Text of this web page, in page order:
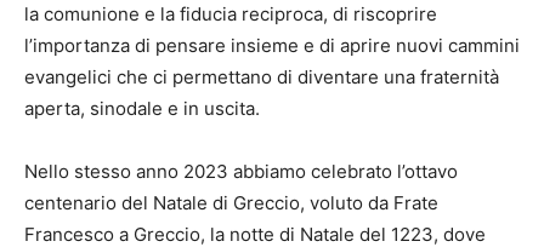
la comunione e la fiducia reciproca, di riscoprire
l’importanza di pensare insieme e di aprire nuovi cammini
evangelici che ci permettano di diventare una fraternità
aperta, sinodale e in uscita.
Nello stesso anno 2023 abbiamo celebrato l’ottavo
centenario del Natale di Greccio, voluto da Frate
Francesco a Greccio, la notte di Natale del 1223, dove